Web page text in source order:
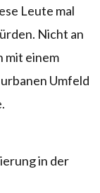
Leute mal
Nicht an
mit einem
Umfeld
in der